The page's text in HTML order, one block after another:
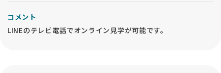
コメント
LINEのテレビ電話でオンライン見学が可能です。